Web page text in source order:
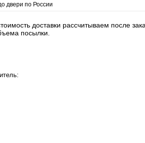
двери по России
доставки рассчитываем после
посылки.